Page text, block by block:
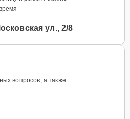
ул., 2/8
вопросов, а также